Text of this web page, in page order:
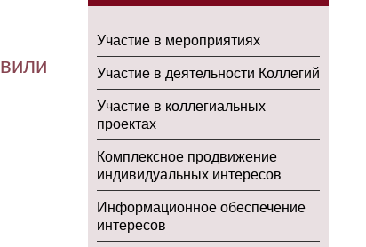
Участие в мероприятиях
Участие в деятельности Коллегий
Участие в коллегиальных
проектах
Комплексное продвижение
индивидуальных интересов
Информационное обеспечение
интересов